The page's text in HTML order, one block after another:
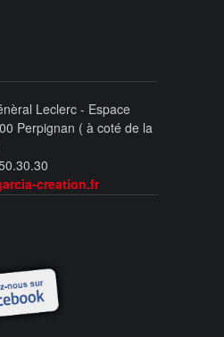
Leclerc - Espace
Perpignan ( à coté de la
creation.fr